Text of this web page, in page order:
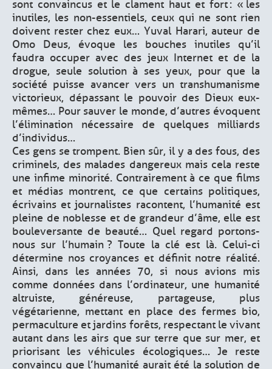
sont convaincus et le clament haut et fort : « les
inutiles, les non-essentiels, ceux qui ne sont rien
doivent rester chez eux… Yuval Harari, auteur de
Omo Deus, évoque les bouches inutiles qu’il
faudra occuper avec des jeux Internet et de la
drogue, seule solution à ses yeux, pour que la
société puisse avancer vers un transhumanisme
victorieux, dépassant le pouvoir des Dieux eux-
mêmes… Pour sauver le monde, d’autres évoquent
l’élimination nécessaire de quelques milliards
d’individus…
Ces gens se trompent. Bien sûr, il y a des fous, des
criminels, des malades dangereux mais cela reste
une infime minorité. Contrairement à ce que films
et médias montrent, ce que certains politiques,
écrivains et journalistes racontent, l’humanité est
pleine de noblesse et de grandeur d’âme, elle est
bouleversante de beauté… Quel regard portons-
nous sur l’humain ? Toute la clé est là. Celui-ci
détermine nos croyances et définit notre réalité.
Ainsi, dans les années 70, si nous avions mis
comme données dans l’ordinateur, une humanité
altruiste, généreuse, partageuse, plus
végétarienne, mettant en place des fermes bio,
permaculture et jardins forêts, respectant le vivant
autant dans les airs que sur terre que sur mer, et
priorisant les véhicules écologiques… Je reste
convaincu que l’humanité aurait été la solution de